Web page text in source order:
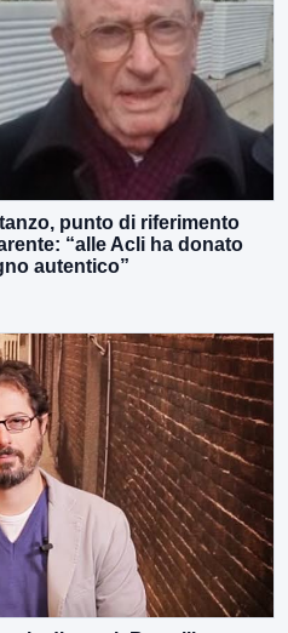
punto di riferimento
“alle Acli ha donato
autentico”